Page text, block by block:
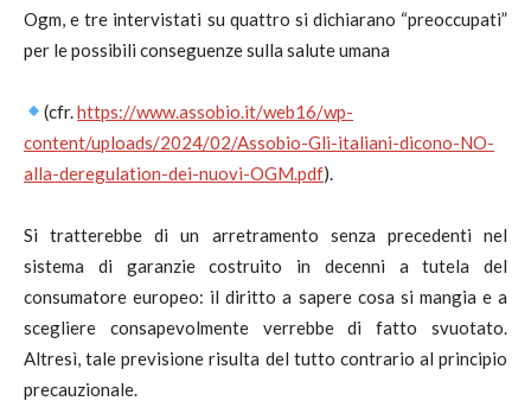
Ogm, e tre intervistati su quattro si dichiarano “preoccupati”
per le possibili conseguenze sulla salute umana
(cfr.https://www.assobio.it/web16/wp-
content/uploads/2024/02/Assobio-Gli-italiani-dicono-NO-
alla-deregulation-dei-nuovi-OGM.pdf).
Si tratterebbe di un arretramento senza precedenti nel
sistema di garanzie costruito in decenni a tutela del
consumatore europeo: il diritto a sapere cosa si mangia e a
scegliere consapevolmente verrebbe di fatto svuotato.
Altresì, tale previsione risulta del tutto contrario al principio
precauzionale.